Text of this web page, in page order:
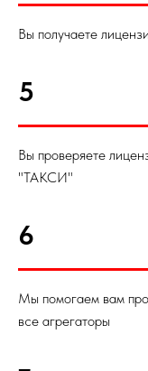
Вы получаете
5
Вы проверяете
"ТАКСИ"
6
Мы помогаем вам
все агрегаторы